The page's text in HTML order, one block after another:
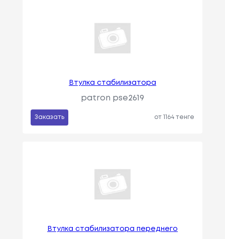
Втулка стабилизатора
patron pse2619
Заказать от 1164 тенге
Втулка стабилизатора переднего